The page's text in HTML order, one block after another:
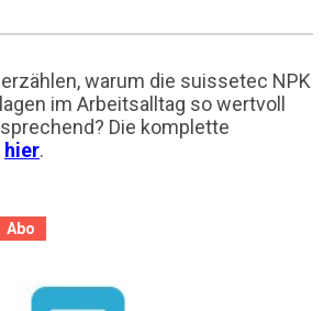
warum die suissetec NPK
im Arbeitsalltag so wertvoll
Die komplette
hier.
Abo